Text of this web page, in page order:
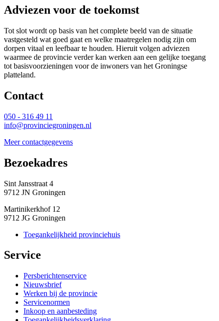
Adviezen voor de toekomst
Tot slot wordt op basis van het complete beeld van de situatie
vastgesteld wat goed gaat en welke maatregelen nodig zijn om
dorpen vitaal en leefbaar te houden. Hieruit volgen adviezen
waarmee de provincie verder kan werken aan een gelijke toegang
tot basisvoorzieningen voor de inwoners van het Groningse
platteland.
Contact
050 - 316 49 11
info@provinciegroningen.nl
Meer contactgegevens
Bezoekadres
Sint Jansstraat 4
9712 JN Groningen
Martinikerkhof 12
9712 JG Groningen
Toegankelijkheid provinciehuis
Service
Persberichtenservice
Nieuwsbrief
Werken bij de provincie
Servicenormen
Inkoop en aanbesteding